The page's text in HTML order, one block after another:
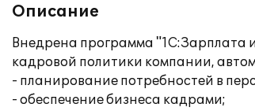
Описание
Внедрена программа "1С:Зарплата
кадровой политики компании,
- планирование потребностей в
- обеспечение бизнеса кадрами;